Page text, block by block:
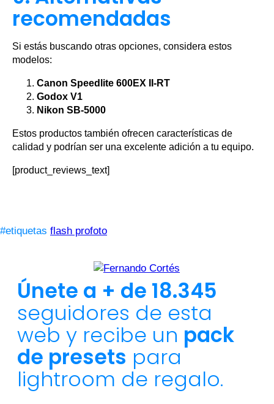
recomendadas
Si estás buscando otras opciones, considera estos
modelos:
Canon Speedlite 600EX II-RT
Godox V1
Nikon SB-5000
Estos productos también ofrecen características de
calidad y podrían ser una excelente adición a tu equipo.
[product_reviews_text]
#etiquetas flash profoto
Únete a + de 18.345
seguidores de esta
web y recibe un pack
de presets para
lightroom de regalo.